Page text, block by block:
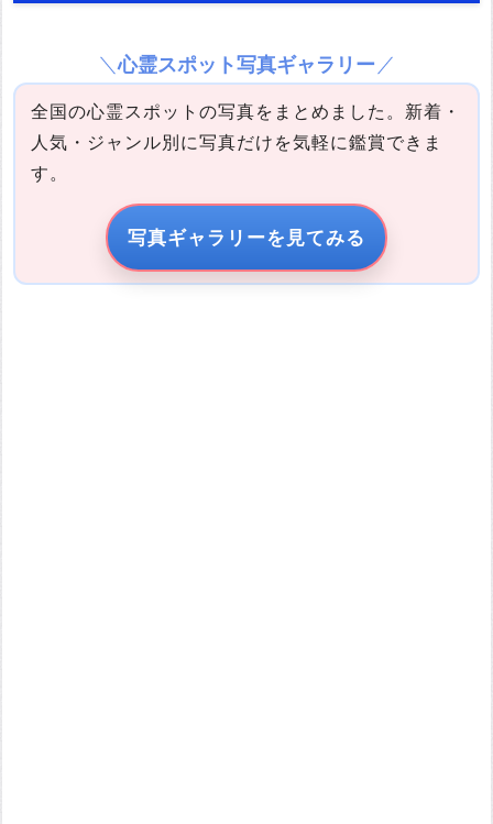
写真の説明
心霊スポット写真ギャラリー
全国の心霊スポットの写真をまとめました。新着・
人気・ジャンル別に写真だけを気軽に鑑賞できま
す。
写真ギャラリーを見てみる